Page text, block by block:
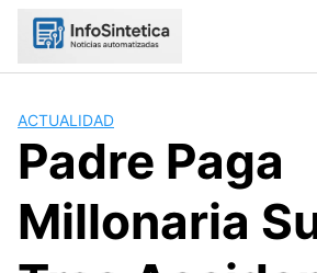
Skip
ACTUALIDAD
Padre Paga
Millonaria